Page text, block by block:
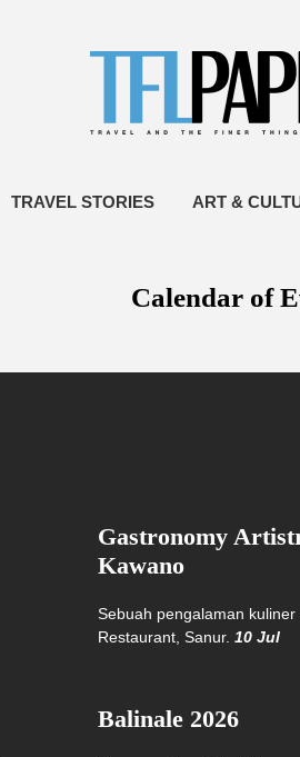
TRAVEL STORIES ART &
Calendar of
Gastronomy
Kawano
Sebuah pengalaman
Restaurant, Sanur.10 Jul
Balinale 2026